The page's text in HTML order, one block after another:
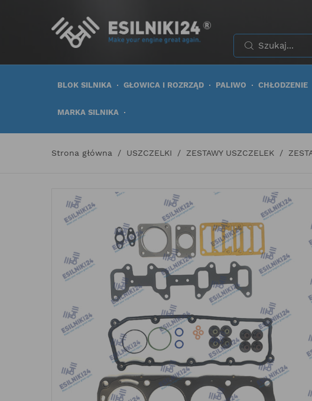
BLOK SILNIKA GŁOWICA I ROZRZĄD PALIWO CHŁODZENIE
MARKA SILNIKA
Strona główna USZCZELKI ZESTAWY USZCZELEK